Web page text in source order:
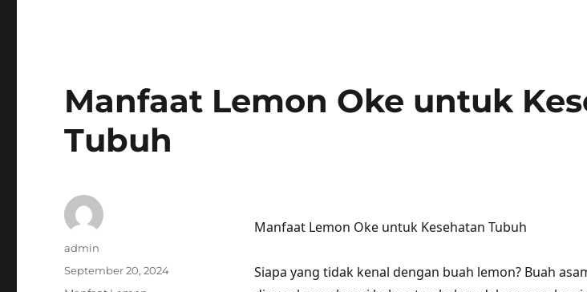
Manfaat Lemon Oke untuk
Tubuh
Manfaat Lemon Oke untuk Kesehatan Tubuh
Siapa yang tidak kenal dengan buah lemon? Buah
Author
admin
Posted
September 20, 2024